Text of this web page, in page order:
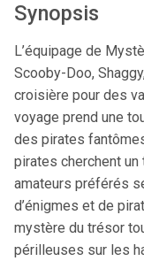
Synopsis
L’équipage de
Scooby-Doo,
croisière pour des
voyage prend une
des pirates
pirates cherchent
amateurs préférés
d’énigmes et de
mystère du trésor
périlleuses sur les